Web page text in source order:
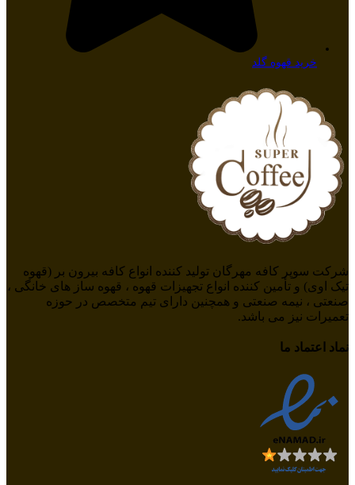
خرید قهوه گلد
شرکت سوپر کافه مهرگان تولید کننده انواع کافه بیرون بر (قهوه
تیک اوی) و تأمین کننده انواع تجهیزات قهوه ، قهوه ساز های خانگی ،
صنعتی ، نیمه صنعتی و همچنین دارای تیم متخصص در حوزه
تعمیرات نیز می باشد.
نماد اعتماد ما